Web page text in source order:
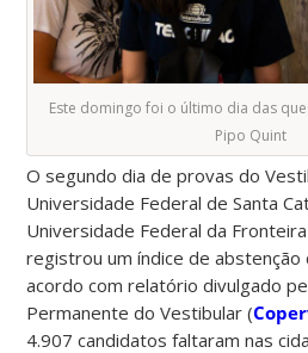
Este domingo foi o último dia das
Pipo Quint
O segundo dia de provas do
Universidade Federal de Santa
Universidade Federal da Fronteira
registrou um índice de abstenção
acordo com relatório divulgado
Permanente do Vestibular (
4.907 candidatos faltaram nas